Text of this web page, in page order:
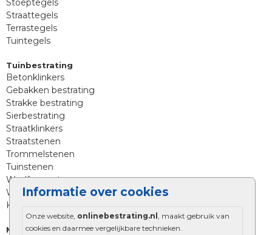
Informatie over cookies
Onze website, onlinebestrating.nl , maakt gebruik van
cookies en daarmee vergelijkbare technieken.
Stoeptegels
Straattegels
Terrastegels
Tuintegels
Tuinbestrating
Betonklinkers
Gebakken bestrating
Strakke bestrating
Sierbestrating
Straatklinkers
Straatstenen
Trommelstenen
Tuinstenen
Waalformaat
Wildverband bestrating
Kingstones
Muurelementen